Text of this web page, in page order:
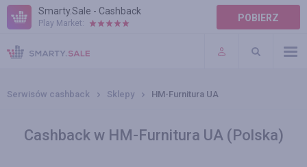
Smarty.Sale - Cashback
Play Market: POBIERZ
POMOC
WARUNKI
Serwisów cashback Sklepy HM-Furnitura UA
Cashback w HM-Furnitura UA (Polska)